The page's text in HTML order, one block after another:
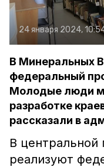
24 января 2024,
В Минеральных
федеральный
Молодые люди
разработке
рассказали в
В центральной
реализуют